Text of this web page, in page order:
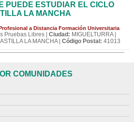
PUEDE ESTUDIAR EL CICLO
LA MANCHA
a Distancia Formación Universitaria
Pruebas Libres | Ciudad: MIGUELTURRA |
LA MANCHA | Código Postal: 41013
COMUNIDADES